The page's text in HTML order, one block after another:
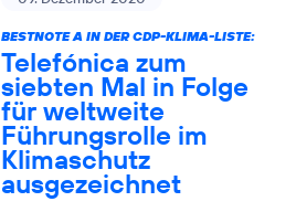
BESTNOTE A IN DER CDP-KLIMA-LISTE:
Telefónica zum
siebten Mal in Folge
für weltweite
Führungsrolle im
Klimaschutz
ausgezeichnet